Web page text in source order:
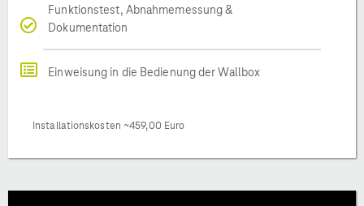
Funktionstest, Abnahmemessung &
Dokumentation
Einweisung in die Bedienung der Wallbox
Installationskosten ~459,00 Euro